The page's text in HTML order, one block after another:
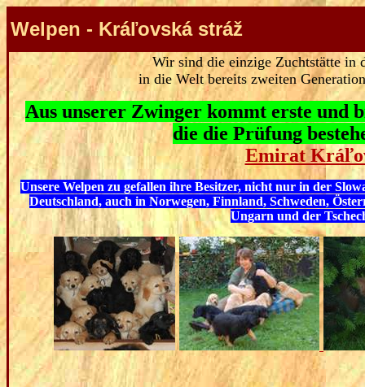
Welpen - Kráľovská stráž
Wir sind die einzige Zuchtstätte in
in die Welt bereits zweiten Generati
Aus unserer Zwinger kommt erste und
die die Prüfung
Emirat
Unsere Welpen zu gefallen ihre Besitzer, nicht nur in der
Deutschland, auch in Norwegen, Finnland, Schweden,
Ungarn und der